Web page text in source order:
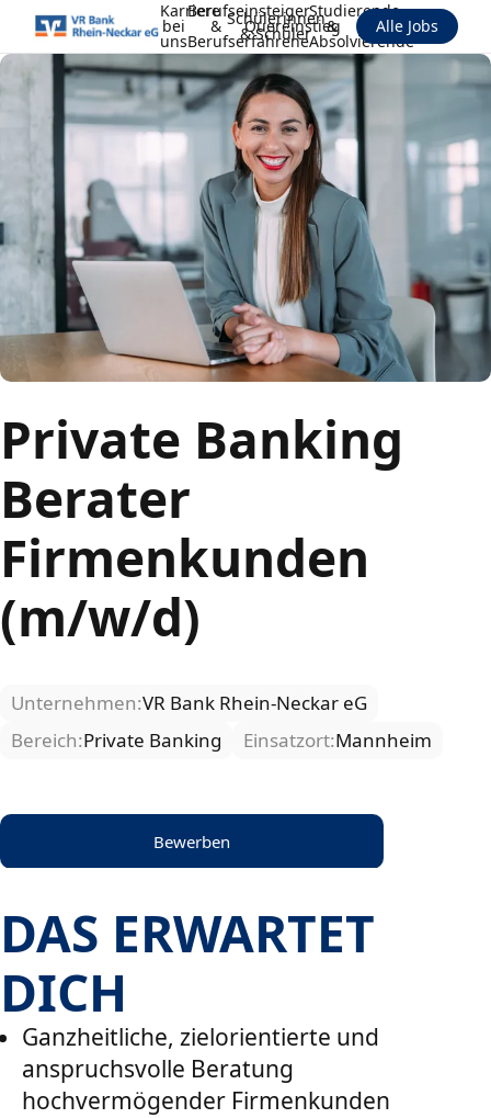
Karriere
bei
uns
Berufseinsteiger
&
Berufserfahrene
Quereinstieg
Schülerinnen
& Schüler
Studierende
&
Absolvierende
Alle Jobs
Private Banking
Berater
Firmenkunden
(m/w/d)
Unternehmen:VR Bank Rhein-Neckar eG
Bereich:Private Banking Einsatzort:Mannheim
Bewerben
DAS ERWARTET
DICH
Ganzheitliche, zielorientierte und
anspruchsvolle Beratung
hochvermögender Firmenkunden